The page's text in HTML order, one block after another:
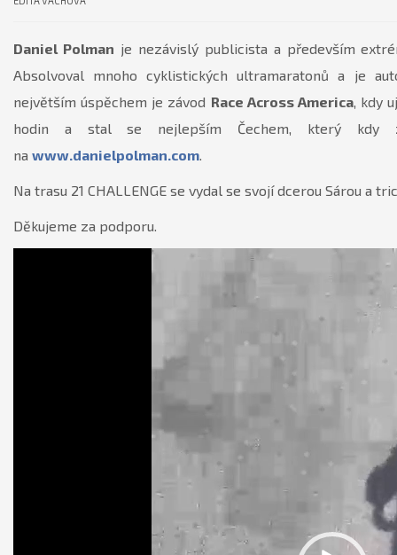
Daniel Polman je nezávislý publicista a především
Absolvoval mnoho cyklistických ultramaratonů a je
největším úspěchem je závod Race Across America, kdy
hodin a stal se nejlepším Čechem, který kdy
na www.danielpolman.com.
Na trasu 21 CHALLENGE se vydal se svojí dcerou Sárou a
Děkujeme za podporu.